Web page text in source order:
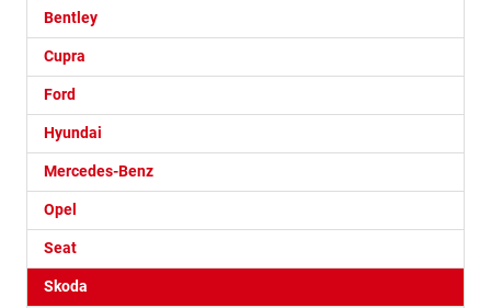
Bentley
Cupra
Ford
Hyundai
Mercedes-Benz
Opel
Seat
Skoda